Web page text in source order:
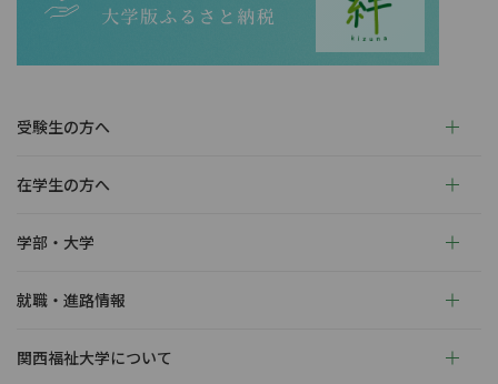
受験生の方へ
在学生の方へ
学部・大学
就職・進路情報
関西福祉大学について